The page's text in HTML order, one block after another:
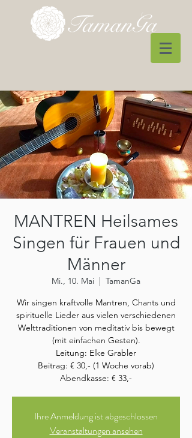
MANTREN Heilsames
Singen für Frauen und
Männer
Mi., 10. Mai
  |
TamanGa
Wir singen kraftvolle Mantren, Chants und
spirituelle Lieder aus vielen verschiedenen
Welttraditionen von meditativ bis bewegt
(mit einfachen Gesten).
Leitung: Elke Grabler
Beitrag: € 30,- (1 Woche vorab)
Abendkasse: € 33,-
Ihre Anmeldung ist abgeschlossen
Veranstaltungen ansehen